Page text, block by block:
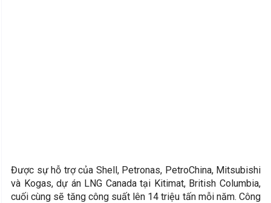
Được sự hỗ trợ của Shell, Petronas, PetroChina, Mitsubishi
và Kogas, dự án LNG Canada tại Kitimat, British Columbia,
cuối cùng sẽ tăng công suất lên 14 triệu tấn mỗi năm. Công